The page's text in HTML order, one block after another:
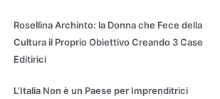
Rosellina Archinto: la Donna che Fece della
Cultura il Proprio Obiettivo Creando 3 Case
Editirici
L’Italia Non è un Paese per Imprenditrici